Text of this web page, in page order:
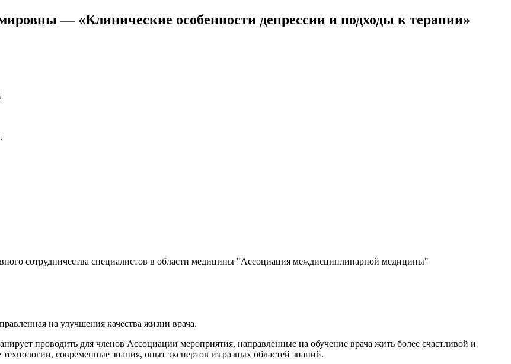
— «Клинические особенности депрессии и подходы к терапии»
сотрудничества специалистов в области медицины "Ассоциация междисциплинарной медицины"
на улучшения качества жизни врача.
проводить для членов Ассоциации мероприятия, направленные на обучение врача жить более счастливой и
современные знания, опыт экспертов из разных областей знаний.